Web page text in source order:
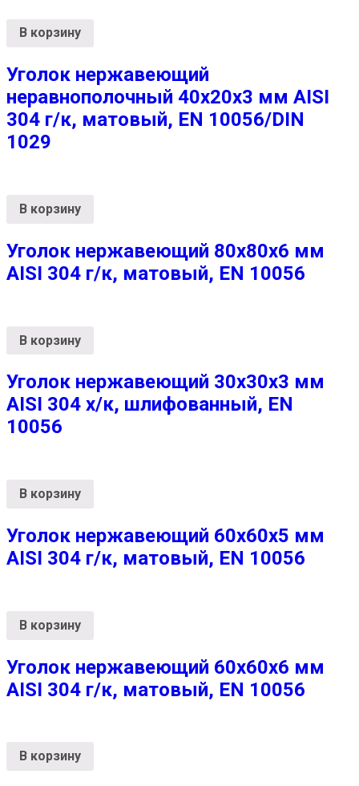
В корзину
Уголок нержавеющий
неравнополочный 40х20х3 мм AISI
304 г/к, матовый, EN 10056/DIN
1029
В корзину
Уголок нержавеющий 80х80х6 мм
AISI 304 г/к, матовый, EN 10056
В корзину
Уголок нержавеющий 30х30х3 мм
AISI 304 х/к, шлифованный, EN
10056
В корзину
Уголок нержавеющий 60х60х5 мм
AISI 304 г/к, матовый, EN 10056
В корзину
Уголок нержавеющий 60х60х6 мм
AISI 304 г/к, матовый, EN 10056
В корзину